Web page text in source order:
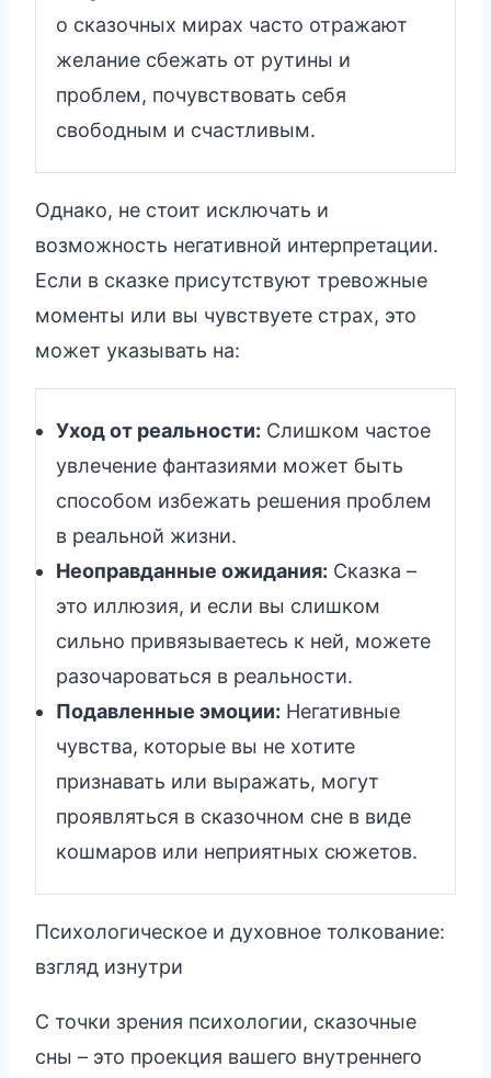
о сказочных мирах часто отражают
желание сбежать от рутины и
проблем, почувствовать себя
свободным и счастливым.
Однако, не стоит исключать и
возможность негативной интерпретации.
Если в сказке присутствуют тревожные
моменты или вы чувствуете страх, это
может указывать на:
Уход от реальности: Слишком частое
увлечение фантазиями может быть
способом избежать решения проблем
в реальной жизни.
Неоправданные ожидания: Сказка –
это иллюзия, и если вы слишком
сильно привязываетесь к ней, можете
разочароваться в реальности.
Подавленные эмоции: Негативные
чувства, которые вы не хотите
признавать или выражать, могут
проявляться в сказочном сне в виде
кошмаров или неприятных сюжетов.
Психологическое и духовное толкование:
взгляд изнутри
С точки зрения психологии, сказочные
сны – это проекция вашего внутреннего